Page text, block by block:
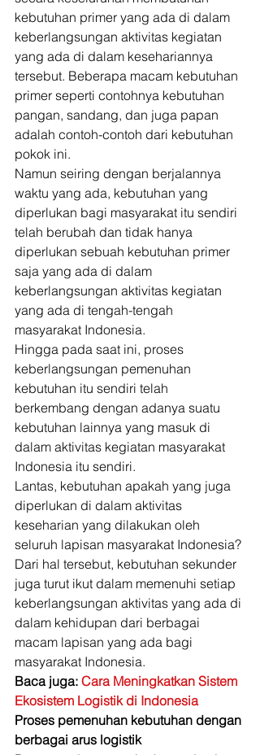
kebutuhan primer yang ada di dalam
keberlangsungan aktivitas kegiatan
yang ada di dalam kesehariannya
tersebut. Beberapa macam kebutuhan
primer seperti contohnya kebutuhan
pangan, sandang, dan juga papan
adalah contoh-contoh dari kebutuhan
pokok ini.
Namun seiring dengan berjalannya
waktu yang ada, kebutuhan yang
diperlukan bagi masyarakat itu sendiri
telah berubah dan tidak hanya
diperlukan sebuah kebutuhan primer
saja yang ada di dalam
keberlangsungan aktivitas kegiatan
yang ada di tengah-tengah
masyarakat Indonesia.
Hingga pada saat ini, proses
keberlangsungan pemenuhan
kebutuhan itu sendiri telah
berkembang dengan adanya suatu
kebutuhan lainnya yang masuk di
dalam aktivitas kegiatan masyarakat
Indonesia itu sendiri.
Lantas, kebutuhan apakah yang juga
diperlukan di dalam aktivitas
keseharian yang dilakukan oleh
seluruh lapisan masyarakat Indonesia?
Dari hal tersebut, kebutuhan sekunder
juga turut ikut dalam memenuhi setiap
keberlangsungan aktivitas yang ada di
dalam kehidupan dari berbagai
macam lapisan yang ada bagi
masyarakat Indonesia.
Baca juga: Cara Meningkatkan Sistem
Ekosistem Logistik di Indonesia
Proses pemenuhan kebutuhan dengan
berbagai arus logistik